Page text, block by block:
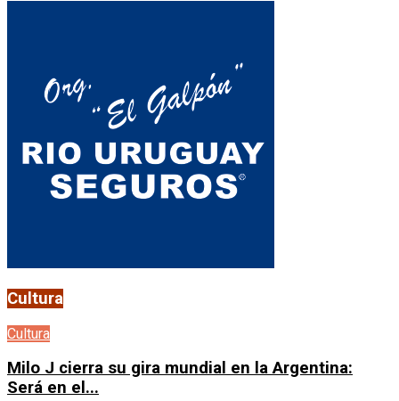
Cultura
Cultura
Milo J cierra su gira mundial en la Argentina:
Será en el...